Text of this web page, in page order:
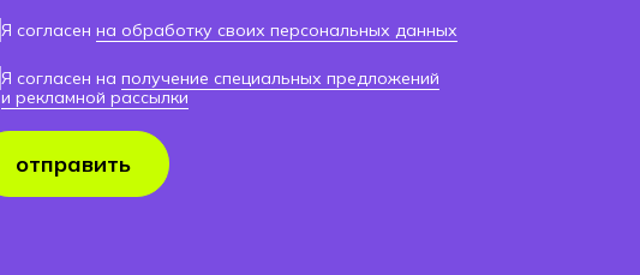
Я согласен на обработку своих персональных данных
Я согласен на получение специальных предложений
и рекламной рассылки
отправить